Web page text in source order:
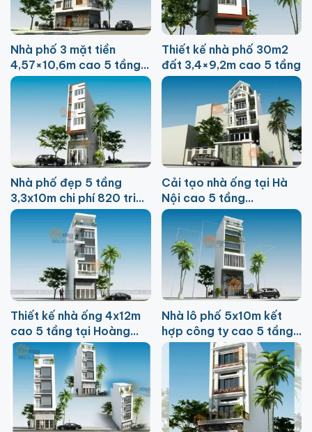
Nhà phố 3 mặt tiền
4,57×10,6m cao 5 tầng
tại Ba Đình
Thiết kế nhà phố 30m2
đất 3,4×9,2m cao 5 tầng
Nhà phố đẹp 5 tầng
3,3x10m chi phí 820 triệu
tại Từ Liêm
Cải tạo nhà ống tại Hà
Nội cao 5 tầng
5,8×12,8m
Thiết kế nhà ống 4x12m
cao 5 tầng tại Hoàng
Mai
Nhà lô phố 5x10m kết
hợp công ty cao 5 tầng 1
lửng